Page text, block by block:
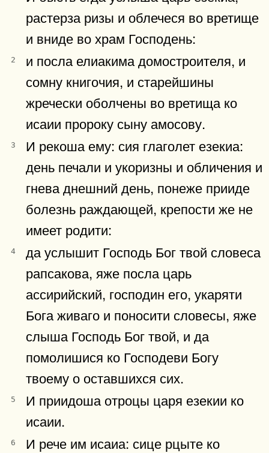
растерза ризы и облечеся во вретище
и вниде во храм Господень:
2
и посла елиакима домостроителя, и
сомну книгочия, и старейшины
жречески оболчены во вретища ко
исаии пророку сыну амосову.
3
И рекоша ему: сия глаголет езекиа:
день печали и укоризны и обличения и
гнева днешний день, понеже прииде
болезнь раждающей, крепости же не
имеет родити:
4
да услышит Господь Бог твой словеса
рапсакова, яже посла царь
ассирийский, господин его, укаряти
Бога живаго и поносити словесы, яже
слыша Господь Бог твой, и да
помолишися ко Господеви Богу
твоему о оставшихся сих.
5
И приидоша отроцы царя езекии ко
исаии.
6
И рече им исаиа: сице рцыте ко